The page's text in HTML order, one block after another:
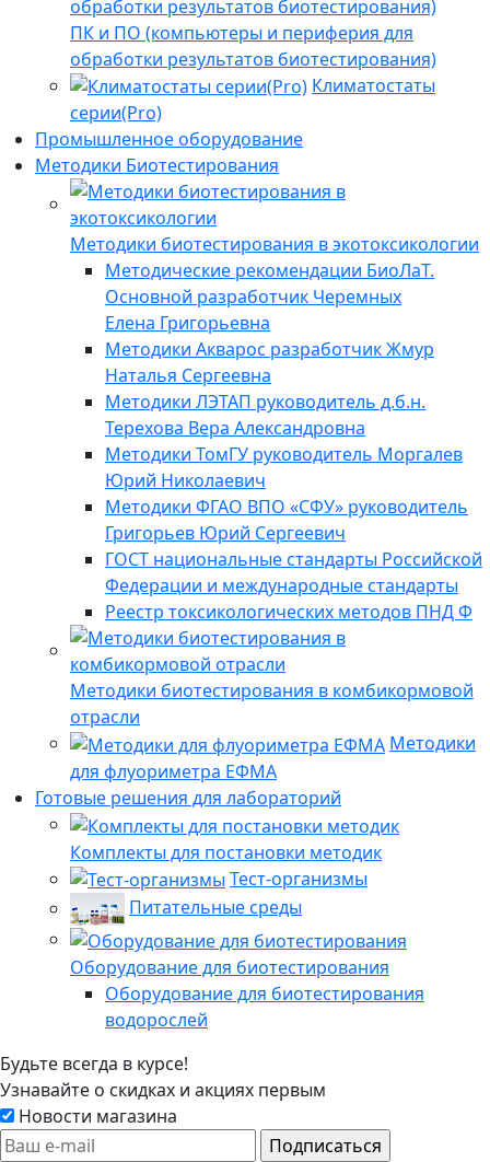
ПК и ПО (компьютеры и периферия для
обработки результатов биотестирования)
Климатостаты
серии(Pro)
Промышленное оборудование
Методики Биотестирования
Методики биотестирования в экотоксикологии
Методические рекомендации БиоЛаТ.
Основной разработчик Черемных
Елена Григорьевна
Методики Акварос разработчик Жмур
Наталья Сергеевна
Методики ЛЭТАП руководитель д.б.н.
Терехова Вера Александровна
Методики ТомГУ руководитель Моргалев
Юрий Николаевич
Методики ФГАО ВПО «СФУ» руководитель
Григорьев Юрий Сергеевич
ГОСТ национальные стандарты Российской
Федерации и международные стандарты
Реестр токсикологических методов ПНД Ф
Методики биотестирования в комбикормовой
отрасли
Методики
для флуориметра ЕФМА
Готовые решения для лабораторий
Комплекты для постановки методик
Тест-организмы
Питательные среды
Оборудование для биотестирования
Оборудование для биотестирования
водорослей
Будьте всегда в курсе!
Узнавайте о скидках и акциях первым
Новости магазина